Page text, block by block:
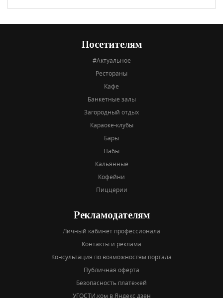
Посетителям
#Актуальное
Рестораны
Кафе
Банкетные залы
Загородный отдых
Караоке-клубы
Бары
Пабы
Кальянные
Кофейни
Пиццерии
Рекламодателям
Личный кабинет профессионала
Контакты и реклама
Консультация по возможностям портала
Публичная оферта
Безопасность платежей
УГОСТИ.ком в Яндекс дзен